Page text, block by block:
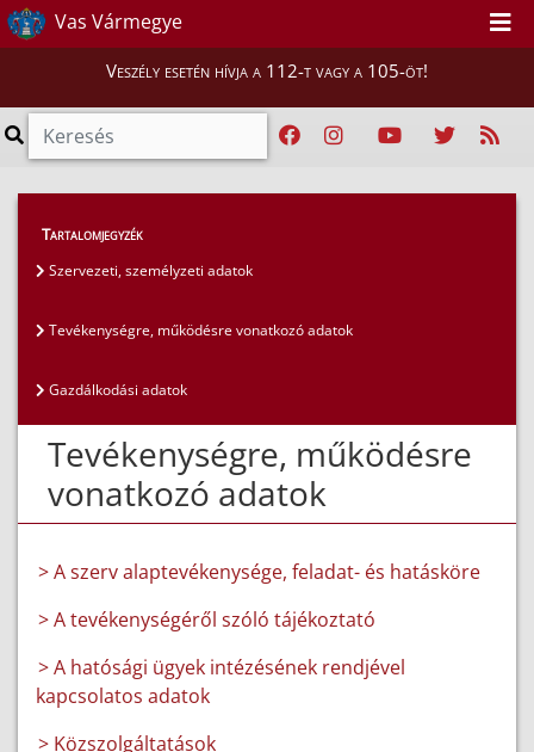
Vas Vármegye
Veszély esetén hívja a 112-t vagy a 105-öt!
Közérdekű adatok
Tevékenységre, működésre vonatkozó adatok
Tartalomjegyzék
Szervezeti, személyzeti adatok
Tevékenységre, működésre vonatkozó adatok
Gazdálkodási adatok
Tevékenységre, működésre
vonatkozó adatok
> A szerv alaptevékenysége, feladat- és hatásköre
> A tevékenységéről szóló tájékoztató
> A hatósági ügyek intézésének rendjével
kapcsolatos adatok
> Közszolgáltatások